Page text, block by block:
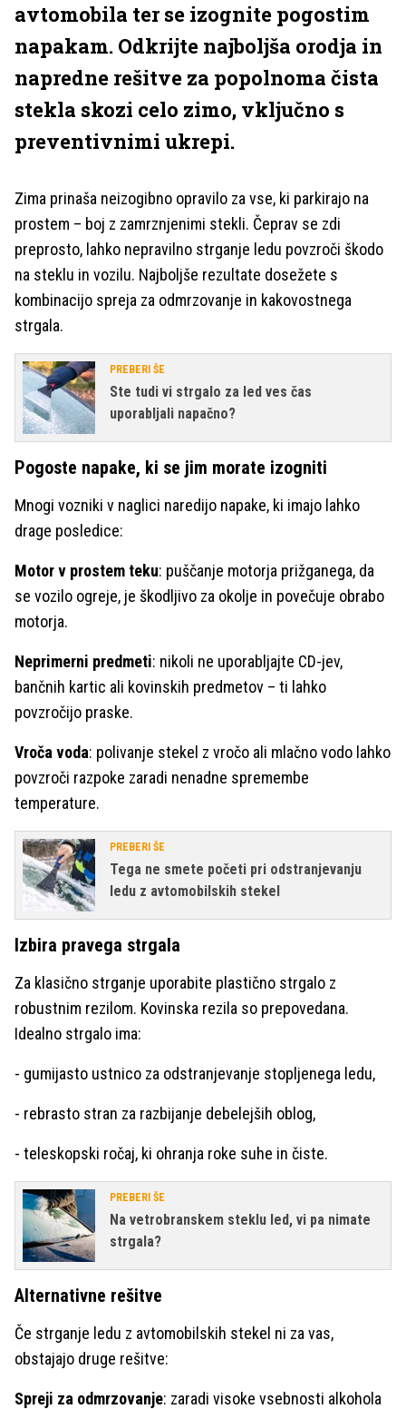
avtomobila ter se izognite pogostim
napakam. Odkrijte najboljša orodja in
napredne rešitve za popolnoma čista
stekla skozi celo zimo, vključno s
preventivnimi ukrepi.
Zima prinaša neizogibno opravilo za vse, ki parkirajo na
prostem – boj z zamrznjenimi stekli. Čeprav se zdi
preprosto, lahko nepravilno strganje ledu povzroči škodo
na steklu in vozilu. Najboljše rezultate dosežete s
kombinacijo spreja za odmrzovanje in kakovostnega
strgala.
PREBERI ŠE
Ste tudi vi strgalo za led ves čas
uporabljali napačno?
Pogoste napake, ki se jim morate izogniti
Mnogi vozniki v naglici naredijo napake, ki imajo lahko
drage posledice:
Motor v prostem teku: puščanje motorja prižganega, da
se vozilo ogreje, je škodljivo za okolje in povečuje obrabo
motorja.
Neprimerni predmeti: nikoli ne uporabljajte CD-jev,
bančnih kartic ali kovinskih predmetov – ti lahko
povzročijo praske.
Vroča voda: polivanje stekel z vročo ali mlačno vodo lahko
povzroči razpoke zaradi nenadne spremembe
temperature.
PREBERI ŠE
Tega ne smete početi pri odstranjevanju
ledu z avtomobilskih stekel
Izbira pravega strgala
Za klasično strganje uporabite plastično strgalo z
robustnim rezilom. Kovinska rezila so prepovedana.
Idealno strgalo ima:
- gumijasto ustnico za odstranjevanje stopljenega ledu,
- rebrasto stran za razbijanje debelejših oblog,
- teleskopski ročaj, ki ohranja roke suhe in čiste.
PREBERI ŠE
Na vetrobranskem steklu led, vi pa nimate
strgala?
Alternativne rešitve
Če strganje ledu z avtomobilskih stekel ni za vas,
obstajajo druge rešitve:
Spreji za odmrzovanje: zaradi visoke vsebnosti alkohola